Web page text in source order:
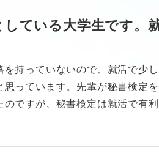
ている大学生です。
持っていないので、就活で少
っています。先輩が秘書検定
ですが、秘書検定は就活で有